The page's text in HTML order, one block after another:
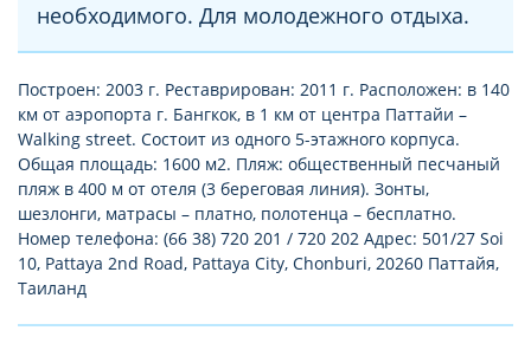
необходимого. Для молодежного отдыха.
Построен: 2003 г. Реставрирован: 2011 г. Расположен: в 140
км от аэропорта г. Бангкок, в 1 км от центра Паттайи –
Walking street. Состоит из одного 5-этажного корпуса.
Общая площадь: 1600 м2. Пляж: общественный песчаный
пляж в 400 м от отеля (3 береговая линия). Зонты,
шезлонги, матрасы – платно, полотенца – бесплатно.
Номер телефона: (66 38) 720 201 / 720 202 Адрес: 501/27 Soi
10, Pattaya 2nd Road, Pattaya City, Chonburi, 20260 Паттайя,
Таиланд